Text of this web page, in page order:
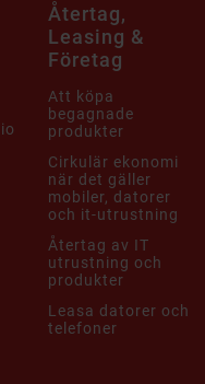
Återtag,
Leasing &
Företag
Att köpa
begagnade
produkter
Cirkulär ekonomi
när det gäller
mobiler, datorer
och it-utrustning
Återtag av IT
utrustning och
produkter
Leasa datorer och
telefoner